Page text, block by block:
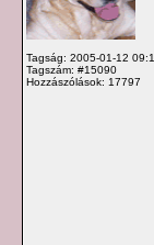
Tagság: 2005-01-12
Tagszám: #15090
Hozzászólások: 17797